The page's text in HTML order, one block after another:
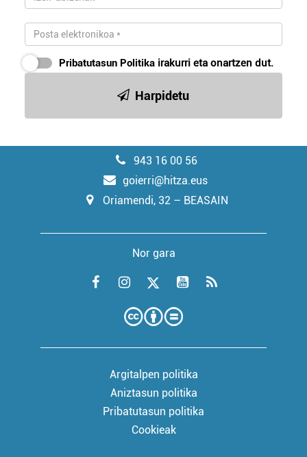
Pribatutasun Politika irakurri eta onartzen dut.
Harpidetu
943 16 00 56
goierri@hitza.eus
Oriamendi, 32 – BEASAIN
Nor gara
Argitalpen politika
Aniztasun politika
Pribatutasun politika
Cookieak